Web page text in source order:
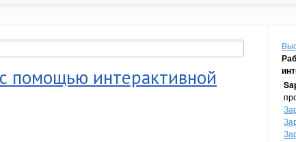
помощью интерактивной